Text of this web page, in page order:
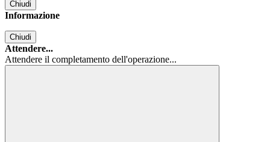
Chiudi
Informazione
Chiudi
Attendere...
Attendere il completamento dell'operazione...